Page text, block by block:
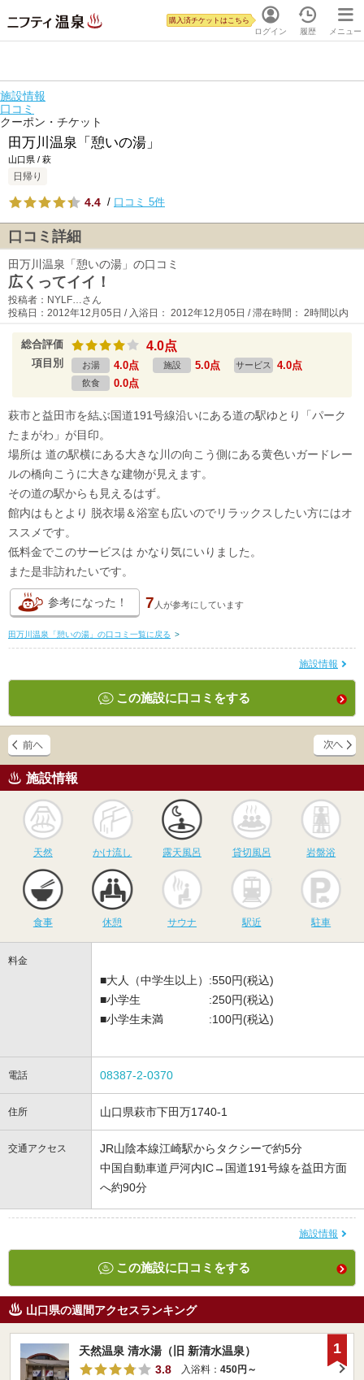
ログイン
購入済チケットはこちら
履歴 メニュー
施設情報
口コミ
クーポン・チケット
田万川温泉「憩いの湯」
山口県 / 萩
日帰り
4.4 / 口コミ 5件
口コミ詳細
田万川温泉「憩いの湯」の口コミ
広くってイイ！
投稿者：NYLF…さん
投稿日：2012年12月05日 / 入浴日： 2012年12月05日 / 滞在時間： 2時間以内
総合評価 4.0点
項目別 お湯 4.0点 施設 5.0点 サービス 4.0点
飲食 0.0点
萩市と益田市を結ぶ国道191号線沿いにある道の駅ゆとり「パーク
たまがわ」が目印。
場所は 道の駅横にある大きな川の向こう側にある黄色いガードレー
ルの橋向こうに大きな建物が見えます。
その道の駅からも見えるはず。
館内はもとより 脱衣場＆浴室も広いのでリラックスしたい方にはオ
ススメです。
低料金でこのサービスは かなり気にいりました。
また是非訪れたいです。
参考になった！ 7 人が参考にしています
田万川温泉「憩いの湯」の口コミ一覧に戻る >
施設情報
この施設に口コミをする
施設情報
天然
かけ流し
かけ流し
露天風呂
露天風呂
貸切風呂
貸切風呂 岩盤浴
食事 休憩
サウナ
サウナ 駅近 駐車
料金
■大人（中学生以上）:550円(税込)
■小学生 :250円(税込)
■小学生未満 :100円(税込)
電話 08387-2-0370
住所 山口県萩市下田万1740-1
交通アクセス
JR山陰本線江崎駅からタクシーで約5分
中国自動車道戸河内IC→国道191号線を益田方面
へ約90分
施設情報
この施設に口コミをする
山口県の週間アクセスランキング
天然温泉 清水湯（旧 新清水温泉）
3.8
入浴料： 450円～
1